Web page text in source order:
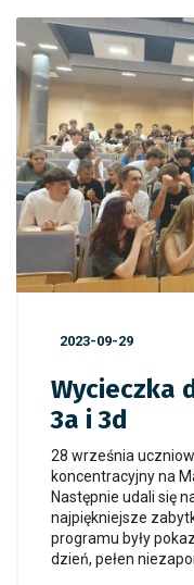
2023-09-29
Wycieczka
3a i 3d
28 września
koncentracyjny na
Następnie udali się
najpiękniejsze
programu były
dzień, pełen